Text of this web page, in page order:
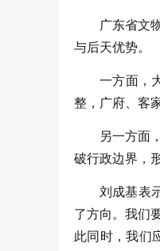
广东省文
与后天优势。
一方面，
整，广府、客
另一方面
破行政边界，
刘成基表
了方向。我们
此同时，我们